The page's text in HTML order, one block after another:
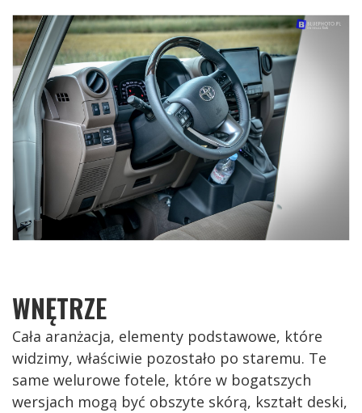
WNĘTRZE
Cała aranżacja, elementy podstawowe, które
widzimy, właściwie pozostało po staremu. Te
same welurowe fotele, które w bogatszych
wersjach mogą być obszyte skórą, kształt deski,